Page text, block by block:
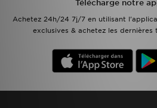
Télécharge notre
Achetez 24h/24 7j/7 en utilisant
exclusives & achetez les dernières